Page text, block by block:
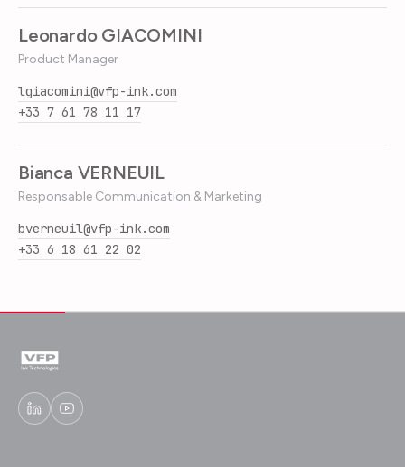
Leonardo GIACOMINI
Product Manager
lgiacomini@vfp-ink.com
+33 7 61 78 11 17
Bianca VERNEUIL
Responsable Communication & Marketing
bverneuil@vfp-ink.com
+33 6 18 61 22 02